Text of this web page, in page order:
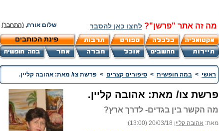
מה זה אתר "פרשן"? לחצו כאן להסבר שלום אורח, (התחבר)
פינת הכותבים
ראשי > במה חופשית > סיפורים קצרים > פרשת צו/ מאת: אהובה קליין.
פרשת צו/ מאת: אהובה קליין.
מה הקשר בין בגדים- לדרך ארץ?
מאת: אהובה קליין 20/03/18 (13:00)